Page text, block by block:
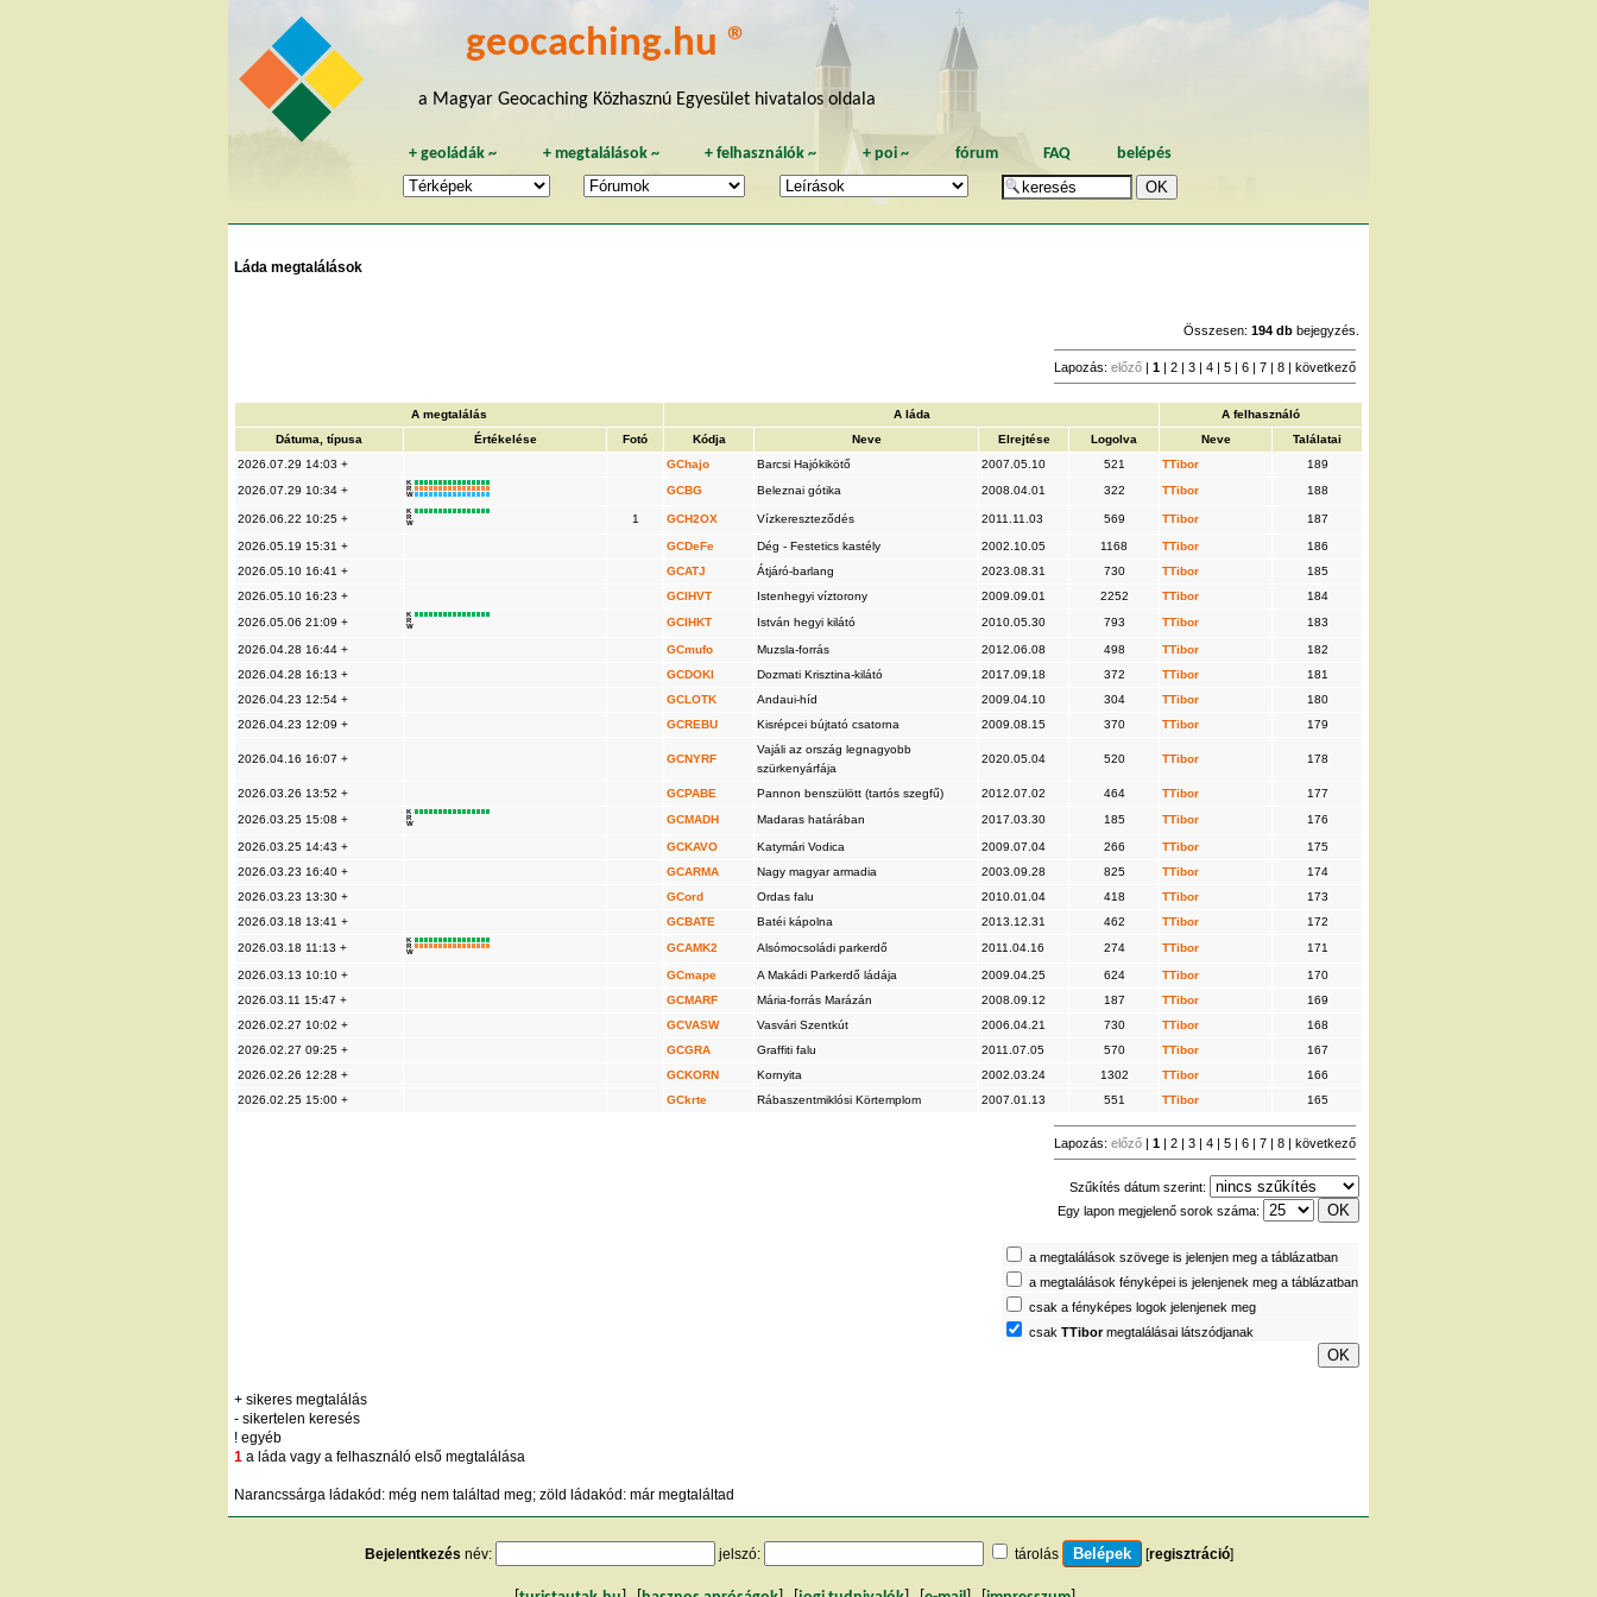
geocaching.hu ®
a Magyar Geocaching Közhasznú Egyesület hivatalos oldala
+geoládák ~ + megtalálások~ +felhasználók ~ + poi~ fórum FAQ belépés
Láda megtalálások
Összesen: 194 db bejegyzés.
Lapozás: előző | 1 | 2 | 3 | 4 | 5 | 6 | 7 | 8 | következő
A megtalálás A láda
A felhasználó
Dátuma, típusa
Értékelése Fotó Kódja Neve Elrejtése Logolva Neve
Találatai
2026.07.29 14:03 +
GChajo Barcsi Hajókikötő 2007.05.10 521 TTibor
189
2026.07.29 10:34 +
K
R
W
GCBG Beleznai gótika 2008.04.01 322 TTibor 188
2026.06.22 10:25 +
K
R
W
1 GCH2OX Vízkereszteződés 2011.11.03 569 TTibor 187
2026.05.19 15:31 + GCDeFe Dég - Festetics kastély 2002.10.05 1168 TTibor
186
2026.05.10 16:41 +
GCATJ Átjáró-barlang 2023.08.31 730 TTibor
185
2026.05.10 16:23 +
GCIHVT Istenhegyi víztorony 2009.09.01 2252 TTibor
184
2026.05.06 21:09 +
K
R
W
GCIHKT István hegyi kilátó 2010.05.30 793 TTibor 183
2026.04.28 16:44 + GCmufo Muzsla-forrás 2012.06.08 498 TTibor
182
2026.04.28 16:13 +
GCDOKI Dozmati Krisztina-kilátó 2017.09.18 372 TTibor
181
2026.04.23 12:54 +
GCLOTK Andaui-híd 2009.04.10 304 TTibor
180
2026.04.23 12:09 +
GCREBU Kisrépcei bújtató csatorna 2009.08.15 370 TTibor 179
2026.04.16 16:07 + GCNYRF
Vajáli az ország legnagyobb
szürkenyárfája
2020.05.04 520 TTibor 178
2026.03.26 13:52 + GCPABE Pannon benszülött (tartós szegfű) 2012.07.02 464 TTibor
177
2026.03.25 15:08 +
K
R
W
GCMADH Madaras határában 2017.03.30 185 TTibor 176
2026.03.25 14:43 + GCKAVO Katymári Vodica 2009.07.04 266 TTibor
175
2026.03.23 16:40 +
GCARMA Nagy magyar armadia 2003.09.28 825 TTibor
174
2026.03.23 13:30 +
GCord Ordas falu 2010.01.04 418 TTibor
173
2026.03.18 13:41 +
GCBATE Batéi kápolna 2013.12.31 462 TTibor
172
2026.03.18 11:13 +
K
R
W
GCAMK2 Alsómocsoládi parkerdő 2011.04.16 274 TTibor 171
2026.03.13 10:10 + GCmape A Makádi Parkerdő ládája 2009.04.25 624 TTibor
170
2026.03.11 15:47 +
GCMARF Mária-forrás Marázán 2008.09.12 187 TTibor
169
2026.02.27 10:02 +
GCVASW Vasvári Szentkút 2006.04.21 730 TTibor
168
2026.02.27 09:25 +
GCGRA Graffiti falu 2011.07.05 570 TTibor
167
2026.02.26 12:28 +
GCKORN Kornyita 2002.03.24 1302 TTibor
166
2026.02.25 15:00 +
GCkrte Rábaszentmiklósi Körtemplom 2007.01.13 551 TTibor 165
Lapozás: előző | 1 | 2 | 3 | 4 | 5 | 6 | 7 | 8 | következő
Szűkítés dátum szerint:
Egy lapon megjelenő sorok száma:
a megtalálások szövege is jelenjen meg a táblázatban
a megtalálások fényképei is jelenjenek meg a táblázatban
csak a fényképes logok jelenjenek meg
csak TTibormegtalálásai látszódjanak
+ sikeres megtalálás
- sikertelen keresés
! egyéb
1 a láda vagy a felhasználó első megtalálása
Narancssárga ládakód: még nem találtad meg; zöld ládakód: már megtaláltad
Bejelentkezés név: jelszó: tárolás [regisztráció]